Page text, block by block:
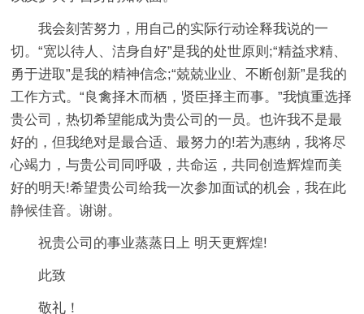
我会刻苦努力，用自己的实际行动诠释我说的一
切。“宽以待人、洁身自好”是我的处世原则;“精益求精、
勇于进取”是我的精神信念;“兢兢业业、不断创新”是我的
工作方式。“良禽择木而栖，贤臣择主而事。”我慎重选择
贵公司，热切希望能成为贵公司的一员。也许我不是最
好的，但我绝对是最合适、最努力的!若为惠纳，我将尽
心竭力，与贵公司同呼吸，共命运，共同创造辉煌而美
好的明天!希望贵公司给我一次参加面试的机会，我在此
静候佳音。谢谢。
祝贵公司的事业蒸蒸日上 明天更辉煌!
此致
敬礼！